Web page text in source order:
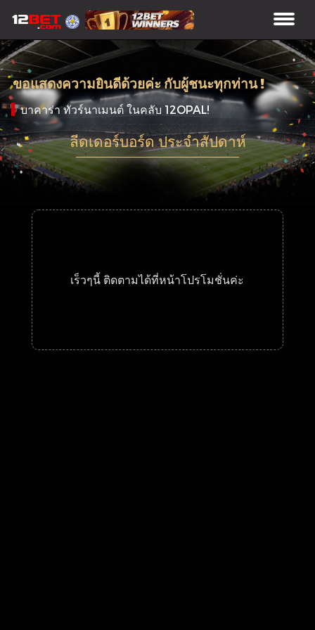
ขอแสดงความยินดีด้วยค่ะ กับผู้ชนะทุกท่าน !
บาคาร่า ทัวร์นาเมนต์ ในคลับ 12OPAL!
ลีดเดอร์บอร์ด ประจำสัปดาห์
เร็วๆนี้ ติดตามได้ที่หน้าโปรโมชั่นค่ะ